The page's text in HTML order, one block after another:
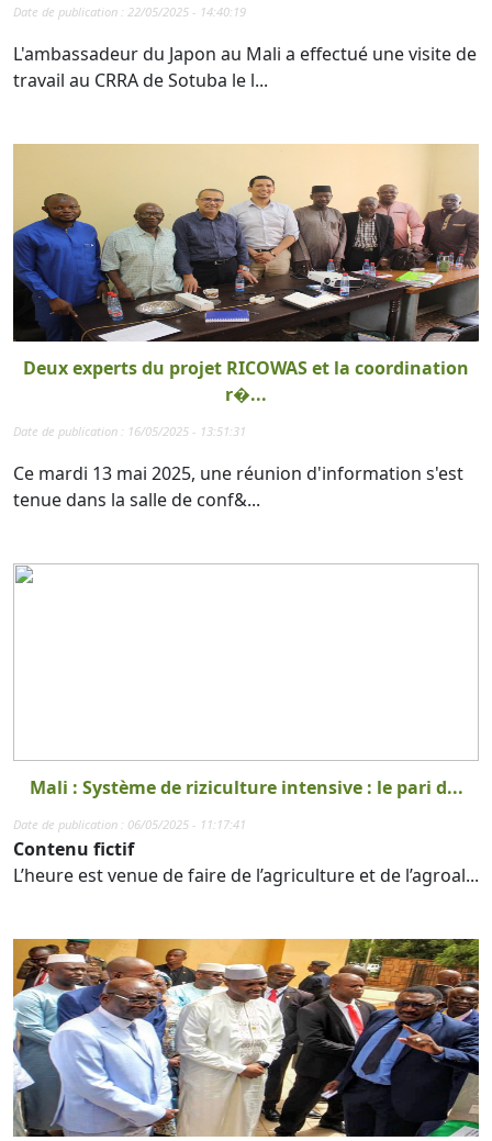
Date de publication : 22/05/2025 - 14:40:19
L'ambassadeur du Japon au Mali a effectué une visite de
travail au CRRA de Sotuba le l...
Deux experts du projet RICOWAS et la coordination
r�...
Date de publication : 16/05/2025 - 13:51:31
Ce mardi 13 mai 2025, une réunion d'information s'est
tenue dans la salle de conf&...
Mali : Système de riziculture intensive : le pari d...
Date de publication : 06/05/2025 - 11:17:41
Contenu fictif
L’heure est venue de faire de l’agriculture et de l’agroal...